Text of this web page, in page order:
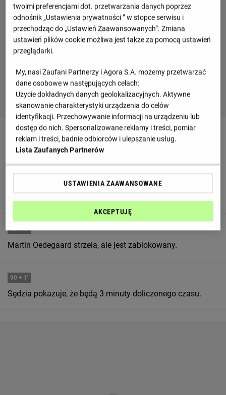
90+ 1'
Sander Berge strzela, ale jest zablokowany.
Maxim Cojocaru skutecznie blokuje strzał.
90+ 1'
Martin Oedegaard strzela, ale jest zablokowany.
90 + 1'
Sędzia pokazuje, że będą 3 minuty doliczonego czasu.
twoimi preferencjami dot. przetwarzania danych poprzez
odnośnik „Ustawienia prywatności ” w stopce serwisu i
przechodząc do „Ustawień Zaawansowanych”. Zmiana
ustawień plików cookie możliwa jest także za pomocą ustawień
przeglądarki.
My, nasi Zaufani Partnerzy i Agora S.A. możemy przetwarzać
dane osobowe w następujących celach:
Użycie dokładnych danych geolokalizacyjnych. Aktywne
skanowanie charakterystyki urządzenia do celów
identyfikacji. Przechowywanie informacji na urządzeniu lub
dostęp do nich. Spersonalizowane reklamy i treści, pomiar
reklam i treści, badnie odbiorców i ulepszanie usług.
Lista Zaufanych Partnerów
USTAWIENIA ZAAWANSOWANE
AKCEPTUJĘ